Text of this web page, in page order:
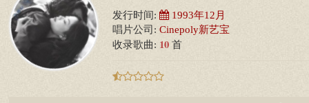
发行时间: 1993年12月
唱片公司: Cinepoly新艺宝
收录歌曲: 10 首